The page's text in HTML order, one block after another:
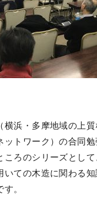
横浜・多摩地域の上
ットワーク）の合同
ころのシリーズとし
いての木造に関わる知
。